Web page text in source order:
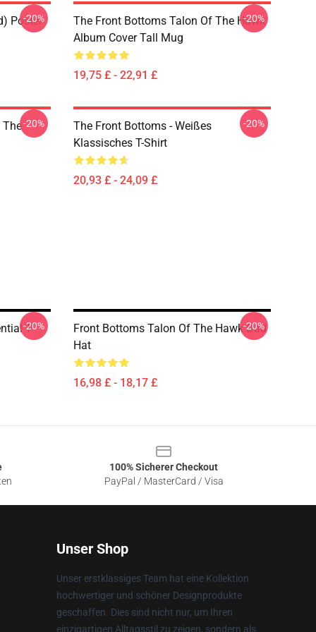
Poster
-20%
The Front Bottoms Talon Of The Hawk
Album Cover Tall Mug
19,75 £ - 22,91 £
-20%
The-20%
The Front Bottoms - Weißes
Klassisches T-Shirt
20,93 £ - 24,09 £
-20%
T-
-20%
Front Bottoms Talon Of The Hawk Dad
Hat
16,98 £ - 18,17 £
-20%
100% Sicherer Checkout
PayPal / MasterCard / Visa
Unser Shop
Unser erstklassiges Team hat eine Kollektion
hochwertiger und schöner Designprodukte
geschaffen. Dies sind nicht nur, um Ihren
einzigartigen Alltagsstil zu zeigen, sondern als